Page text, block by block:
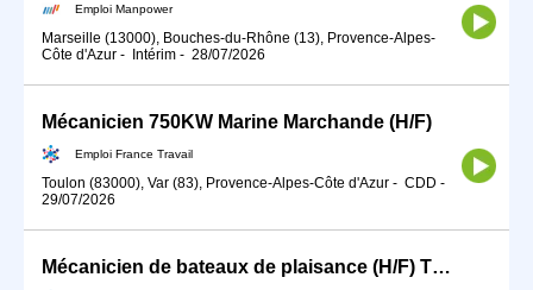
Emploi Manpower
Marseille (13000), Bouches-du-Rhône (13), Provence-Alpes-
Côte d'Azur - Intérim - 28/07/2026
Mécanicien 750KW Marine Marchande (H/F)
Emploi France Travail
Toulon (83000), Var (83), Provence-Alpes-Côte d'Azur - CDD -
29/07/2026
Mécanicien de bateaux de plaisance (H/F) TDFE2026